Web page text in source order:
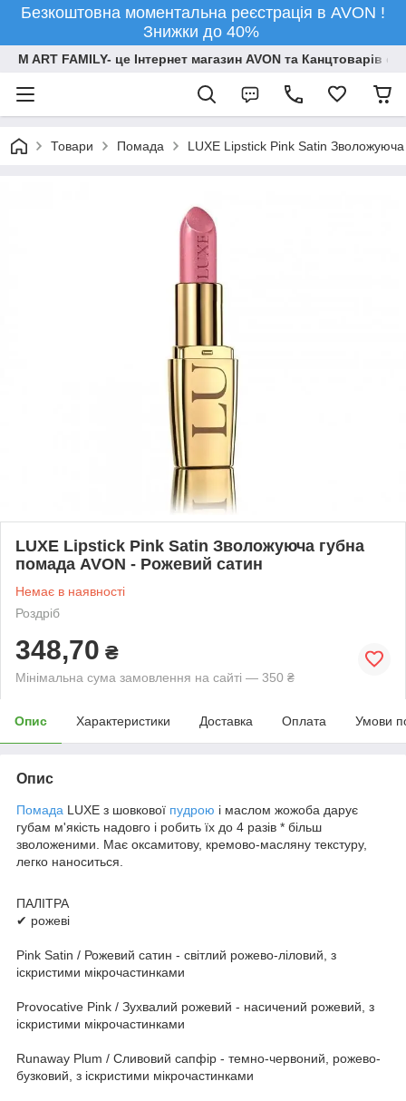
Безкоштовна моментальна реєстрація в AVON !
Знижки до 40%
M ART FAMILY- це Інтернет магазин AVON та Канцтоварів
Товари Помада LUXE Lipstick Pink Satin
LUXE Lipstick Pink Satin Зволожуюча губна
помада AVON - Рожевий сатин
Немає в наявності
Роздріб
348,70 ₴
Мінімальна сума замовлення на сайті — 350 ₴
Опис Характеристики Доставка Оплата Умови
Опис
Помада LUXE з шовкової пудрою і маслом жожоба дарує
губам м'якість надовго і робить їх до 4 разів * більш
зволоженими. Має оксамитову, кремово-масляну текстуру,
легко наноситься.
ПАЛІТРА
✔ рожеві
Pink Satin / Рожевий сатин - світлий рожево-ліловий, з
іскристими мікрочастинками
Provocative Pink / Зухвалий рожевий - насичений рожевий, з
іскристими мікрочастинками
Runaway Plum / Сливовий сапфір - темно-червоний, рожево-
бузковий, з іскристими мікрочастинками